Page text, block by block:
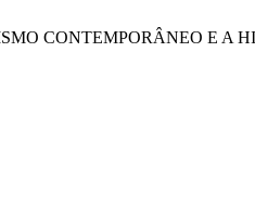
CONTEMPORÂNEO E A